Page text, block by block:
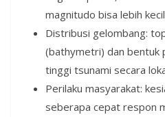
magnitudo bisa lebih
Distribusi gelombang:
(bathymetri) dan bentuk
tinggi tsunami secara
Perilaku masyarakat:
seberapa cepat respon